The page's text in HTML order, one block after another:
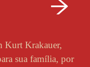
Kurt Krakauer,
sua família, por